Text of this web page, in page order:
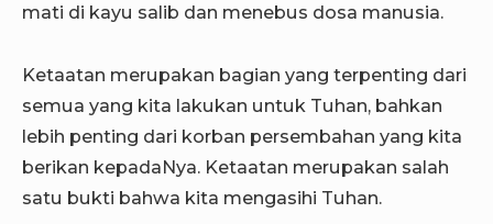
mati di kayu salib dan menebus dosa manusia.
Ketaatan merupakan bagian yang terpenting dari
semua yang kita lakukan untuk Tuhan, bahkan
lebih penting dari korban persembahan yang kita
berikan kepadaNya. Ketaatan merupakan salah
satu bukti bahwa kita mengasihi Tuhan.